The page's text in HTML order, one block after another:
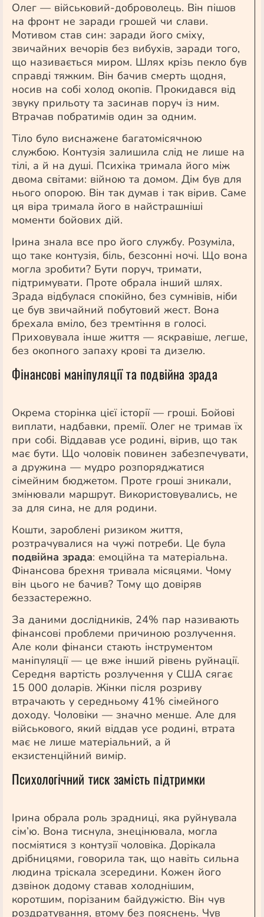
Олег — військовий-доброволець. Він пішов
на фронт не заради грошей чи слави.
Мотивом став син: заради його сміху,
звичайних вечорів без вибухів, заради того,
що називається миром. Шлях крізь пекло був
справді тяжким. Він бачив смерть щодня,
носив на собі холод окопів. Прокидався від
звуку прильоту та засинав поруч із ним.
Втрачав побратимів один за одним.
Тіло було виснажене багатомісячною
службою. Контузія залишила слід не лише на
тілі, а й на душі. Психіка тримала його між
двома світами: війною та домом. Дім був для
нього опорою. Він так думав і так вірив. Саме
ця віра тримала його в найстрашніші
моменти бойових дій.
Ірина знала все про його службу. Розуміла,
що таке контузія, біль, безсонні ночі. Що вона
могла зробити? Бути поруч, тримати,
підтримувати. Проте обрала інший шлях.
Зрада відбулася спокійно, без сумнівів, ніби
це був звичайний побутовий жест. Вона
брехала вміло, без тремтіння в голосі.
Приховувала інше життя — яскравіше, легше,
без окопного запаху крові та дизелю.
Фінансові маніпуляції та подвійна зрада
Окрема сторінка цієї історії — гроші. Бойові
виплати, надбавки, премії. Олег не тримав їх
при собі. Віддавав усе родині, вірив, що так
має бути. Що чоловік повинен забезпечувати,
а дружина — мудро розпоряджатися
сімейним бюджетом. Проте гроші зникали,
змінювали маршрут. Використовувались, не
за для сина, не для родини.
Кошти, зароблені ризиком життя,
розтрачувалися на чужі потреби. Це була
подвійна зрада: емоційна та матеріальна.
Фінансова брехня тривала місяцями. Чому
він цього не бачив? Тому що довіряв
беззастережно.
За даними дослідників, 24% пар називають
фінансові проблеми причиною розлучення.
Але коли фінанси стають інструментом
маніпуляції — це вже інший рівень руйнації.
Середня вартість розлучення у США сягає
15 000 доларів. Жінки після розриву
втрачають у середньому 41% сімейного
доходу. Чоловіки — значно менше. Але для
військового, який віддав усе родині, втрата
має не лише матеріальний, а й
екзистенційний вимір.
Психологічний тиск замість підтримки
Ірина обрала роль зрадниці, яка руйнувала
сім’ю. Вона тиснула, знецінювала, могла
посміятися з контузії чоловіка. Дорікала
дрібницями, говорила так, що навіть сильна
людина тріскала зсередини. Кожен його
дзвінок додому ставав холоднішим,
коротшим, порізаним байдужістю. Він чув
роздратування, втому без пояснень. Чув